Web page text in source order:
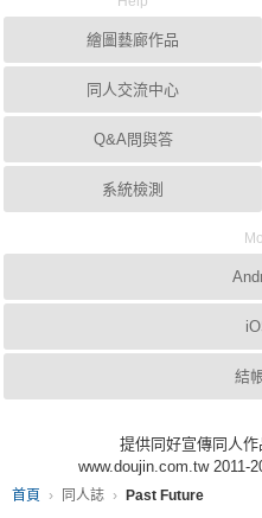
首頁 同人誌 Past Future
繪圖藝廊作品
同人交流中心
Q&A問與答
系統檢測
結
提供同好宣傳同人
www.doujin.com.tw 2011-